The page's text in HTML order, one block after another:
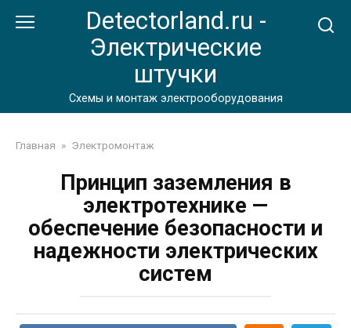
Detectorland.ru -
Электрические
штучки
Схемы и монтаж электрооборудования
Главная » Электромонтаж
Принцип заземления в
электротехнике —
обеспечение безопасности и
надежности электрических
систем